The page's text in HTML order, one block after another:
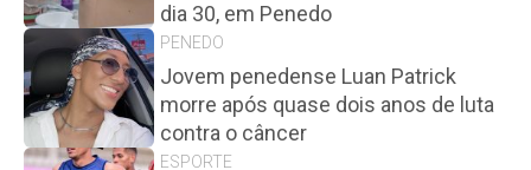
dia 30, em Penedo
PENEDO
Jovem penedense Luan Patrick
morre após quase dois anos de luta
contra o câncer
ESPORTE